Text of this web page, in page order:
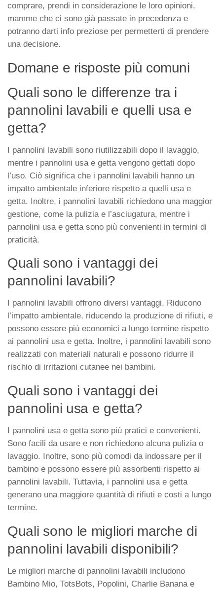
comprare, prendi in considerazione le loro opinioni,
mamme che ci sono già passate in precedenza e
potranno darti info preziose per permetterti di prendere
una decisione.
Domane e risposte più comuni
Quali sono le differenze tra i
pannolini lavabili e quelli usa e
getta?
I pannolini lavabili sono riutilizzabili dopo il lavaggio,
mentre i pannolini usa e getta vengono gettati dopo
l’uso. Ciò significa che i pannolini lavabili hanno un
impatto ambientale inferiore rispetto a quelli usa e
getta. Inoltre, i pannolini lavabili richiedono una maggior
gestione, come la pulizia e l’asciugatura, mentre i
pannolini usa e getta sono più convenienti in termini di
praticità.
Quali sono i vantaggi dei
pannolini lavabili?
I pannolini lavabili offrono diversi vantaggi. Riducono
l’impatto ambientale, riducendo la produzione di rifiuti, e
possono essere più economici a lungo termine rispetto
ai pannolini usa e getta. Inoltre, i pannolini lavabili sono
realizzati con materiali naturali e possono ridurre il
rischio di irritazioni cutanee nei bambini.
Quali sono i vantaggi dei
pannolini usa e getta?
I pannolini usa e getta sono più pratici e convenienti.
Sono facili da usare e non richiedono alcuna pulizia o
lavaggio. Inoltre, sono più comodi da indossare per il
bambino e possono essere più assorbenti rispetto ai
pannolini lavabili. Tuttavia, i pannolini usa e getta
generano una maggiore quantità di rifiuti e costi a lungo
termine.
Quali sono le migliori marche di
pannolini lavabili disponibili?
Le migliori marche di pannolini lavabili includono
Bambino Mio, TotsBots, Popolini, Charlie Banana e